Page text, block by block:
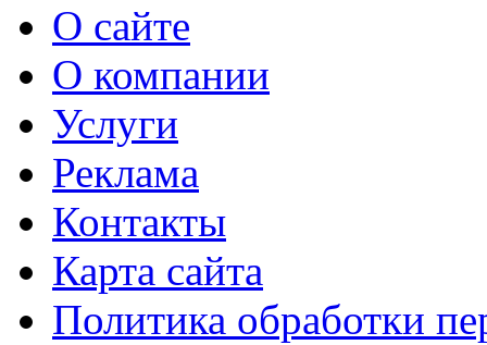
О сайте
О компании
Услуги
Реклама
Контакты
Карта сайта
Политика обработки